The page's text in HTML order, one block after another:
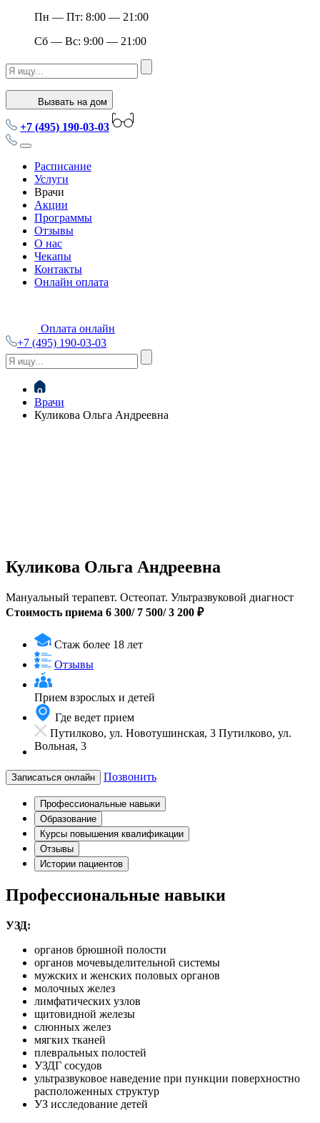
Пн — Пт: 8:00 — 21:00
Сб — Вс: 9:00 — 21:00
Вызвать на дом
+7 (495) 190-03-03
Расписание
Услуги
Врачи
Акции
Программы
Отзывы
О нас
Чекапы
Контакты
Онлайн оплата
Оплата онлайн
+7 (495) 190-03-03
Врачи
Куликова Ольга Андреевна
Куликова Ольга Андреевна
Мануальный терапевт. Остеопат. Ультразвуковой диагност
Стоимость приема 6 300/ 7 500/ 3 200 ₽
Стаж более 18 лет
Отзывы
Прием взрослых и детей
Где ведет прием
Путилково, ул. Новотушинская, 3 Путилково, ул.
Вольная, 3
Записаться онлайн Позвонить
Профессиональные навыки
Образование
Курсы повышения квалификации
Отзывы
Истории пациентов
Профессиональные навыки
УЗД:
органов брюшной полости
органов мочевыделительной системы
мужских и женских половых органов
молочных желез
лимфатических узлов
щитовидной железы
слюнных желез
мягких тканей
плевральных полостей
УЗДГ сосудов
ультразвуковое наведение при пункции поверхностно
расположенных структур
УЗ исследование детей